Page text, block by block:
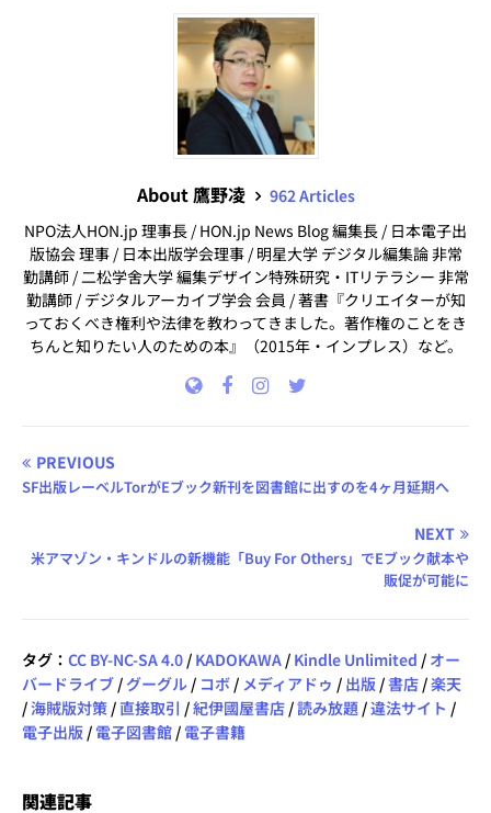
About 鷹野凌
962 Articles
NPO法人HON.jp 理事長 / HON.jp News Blog 編集長 / 日本電子出
版協会 理事 / 日本出版学会理事 / 明星大学 デジタル編集論 非常
勤講師 / 二松学舍大学 編集デザイン特殊研究・ITリテラシー 非常
勤講師 / デジタルアーカイブ学会 会員 / 著書『クリエイターが知
っておくべき権利や法律を教わってきました。著作権のことをき
ちんと知りたい人のための本』（2015年・インプレス）など。
PREVIOUS
SF出版レーベルTorがEブック新刊を図書館に出すのを4ヶ月延期へ
NEXT
米アマゾン・キンドルの新機能「Buy For Others」でEブック献本や
販促が可能に
タグ： CC BY-NC-SA 4.0 / KADOKAWA / Kindle Unlimited / オー
バードライブ / グーグル / コボ / メディアドゥ / 出版 /書店 /楽天
/海賊版対策 /直接取引 /紀伊國屋書店 /読み放題 /違法サイト /
電子出版 / 電子図書館 / 電子書籍
関連記事